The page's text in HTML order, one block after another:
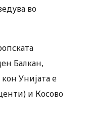
во
Балкан,
Унијата е
и Косово